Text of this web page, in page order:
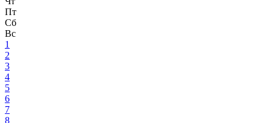
Пт
Сб
Вс
1
2
3
4
5
6
7
8